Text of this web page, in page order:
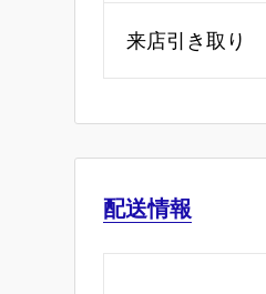
来店引き取り
配送情報